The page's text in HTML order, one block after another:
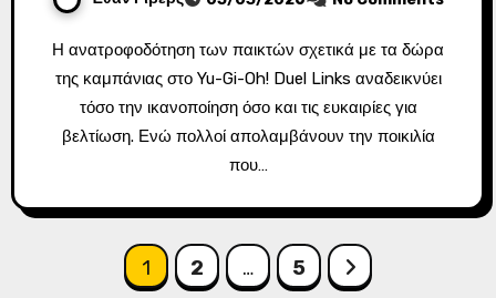
Η ανατροφοδότηση των παικτών σχετικά με τα δώρα
της καμπάνιας στο Yu-Gi-Oh! Duel Links αναδεικνύει
τόσο την ικανοποίηση όσο και τις ευκαιρίες για
βελτίωση. Ενώ πολλοί απολαμβάνουν την ποικιλία
που…
1 2 … 5